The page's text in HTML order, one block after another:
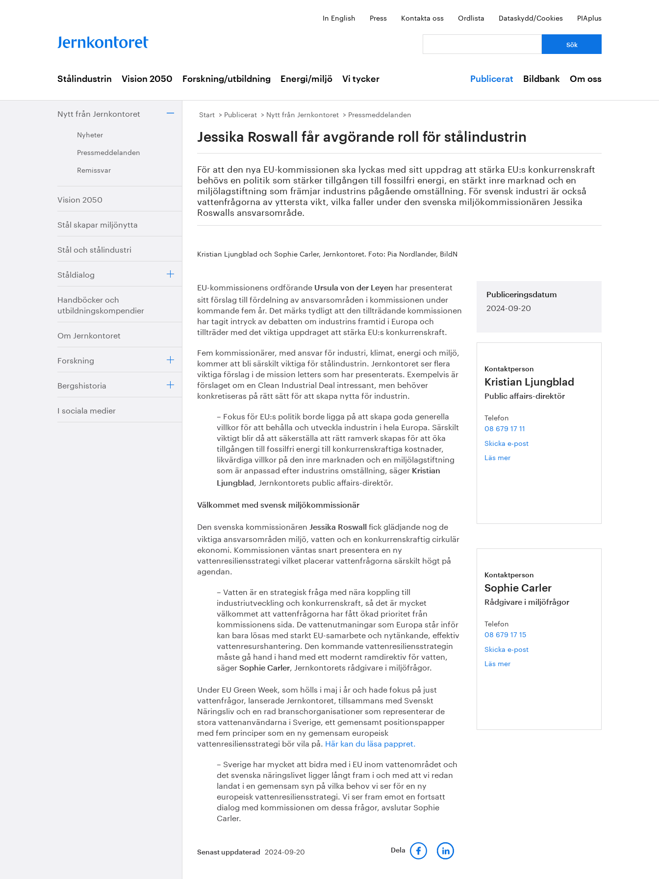
In English Press Kontakta oss Ordlista Dataskydd/Cookies PIAplus
Stålindustrin Vision 2050 Forskning/utbildning Energi/miljö Vi tycker Publicerat Bildbank Om oss
Nytt från Jernkontoret
Nyheter
Pressmeddelanden
Remissvar
Vision 2050
Stål skapar miljönytta
Stål och stålindustri
Ståldialog
Handböcker och
utbildningskompendier
Om Jernkontoret
Forskning
Bergshistoria
I sociala medier
Start Publicerat Nytt från Jernkontoret Pressmeddelanden
Jessika Roswall får avgörande roll för stålindustrin
För att den nya EU-kommissionen ska lyckas med sitt uppdrag att stärka EU:s konkurrenskraft
behövs en politik som stärker tillgången till fossilfri energi, en stärkt inre marknad och en
miljölagstiftning som främjar industrins pågående omställning. För svensk industri är också
vattenfrågorna av yttersta vikt, vilka faller under den svenska miljökommissionären Jessika
Roswalls ansvarsområde.
Kristian Ljungblad och Sophie Carler, Jernkontoret. Foto: Pia Nordlander, BildN
EU-kommissionens ordförande Ursula von der Leyen har presenterat
sitt förslag till fördelning av ansvarsområden i kommissionen under
kommande fem år. Det märks tydligt att den tillträdande kommissionen
har tagit intryck av debatten om industrins framtid i Europa och
tillträder med det viktiga uppdraget att stärka EU:s konkurrenskraft.
Fem kommissionärer, med ansvar för industri, klimat, energi och miljö,
kommer att bli särskilt viktiga för stålindustrin. Jernkontoret ser flera
viktiga förslag i de mission letters som har presenterats. Exempelvis är
förslaget om en Clean Industrial Deal intressant, men behöver
konkretiseras på rätt sätt för att skapa nytta för industrin.
– Fokus för EU:s politik borde ligga på att skapa goda generella
villkor för att behålla och utveckla industrin i hela Europa. Särskilt
viktigt blir då att säkerställa att rätt ramverk skapas för att öka
tillgången till fossilfri energi till konkurrenskraftiga kostnader,
likvärdiga villkor på den inre marknaden och en miljölagstiftning
som är anpassad efter industrins omställning, säger Kristian
Ljungblad , Jernkontorets public affairs-direktör.
Välkommet med svensk miljökommissionär
Den svenska kommissionären Jessika Roswall
fick glädjande nog de
viktiga ansvarsområden miljö, vatten och en konkurrenskraftig cirkulär
ekonomi. Kommissionen väntas snart presentera en ny
vattenresiliensstrategi vilket placerar vattenfrågorna särskilt högt på
agendan.
– Vatten är en strategisk fråga med nära koppling till
industriutveckling och konkurrenskraft, så det är mycket
välkommet att vattenfrågorna har fått ökad prioritet från
kommissionens sida. De vattenutmaningar som Europa står inför
kan bara lösas med starkt EU-samarbete och nytänkande, effektiv
vattenresurshantering. Den kommande vattenresiliensstrategin
måste gå hand i hand med ett modernt ramdirektiv för vatten,
säger Sophie Carler, Jernkontorets rådgivare i miljöfrågor.
Under EU Green Week, som hölls i maj i år och hade fokus på just
vattenfrågor, lanserade Jernkontoret, tillsammans med Svenskt
Näringsliv och en rad branschorganisationer som representerar de
stora vattenanvändarna i Sverige, ett gemensamt positionspapper
med fem principer som en ny gemensam europeisk
vattenresiliensstrategi bör vila på. Här kan du läsa pappret.
– Sverige har mycket att bidra med i EU inom vattenområdet och
det svenska näringslivet ligger långt fram i och med att vi redan
landat i en gemensam syn på vilka behov vi ser för en ny
europeisk vattenresiliensstrategi. Vi ser fram emot en fortsatt
dialog med kommissionen om dessa frågor, avslutar Sophie
Carler.
Senast uppdaterad 2024-09-20 Dela
Publiceringsdatum
2024-09-20
Kontaktperson
Kristian Ljungblad
Public affairs-direktör
Telefon
08 679 17 11
Skicka e-post
Läs mer
Kontaktperson
Sophie Carler
Rådgivare i miljöfrågor
Telefon
08 679 17 15
Skicka e-post
Läs mer